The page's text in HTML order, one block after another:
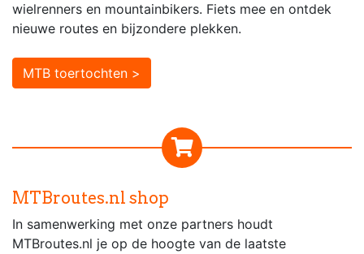
wielrenners en mountainbikers. Fiets mee en ontdek
nieuwe routes en bijzondere plekken.
MTB toertochten >
MTBroutes.nl shop
In samenwerking met onze partners houdt
MTBroutes.nl je op de hoogte van de laatste